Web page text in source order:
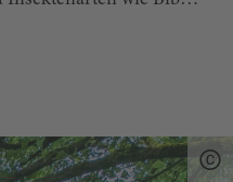
ist ideal, um das
Bei Trausnitz sind der